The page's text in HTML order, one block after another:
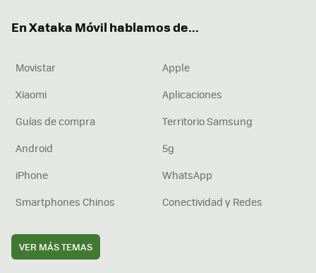
En Xataka Móvil hablamos de...
Movistar
Apple
Xiaomi
Aplicaciones
Guías de compra
Territorio Samsung
Android
5g
iPhone
WhatsApp
Smartphones Chinos
Conectividad y Redes
VER MÁS TEMAS